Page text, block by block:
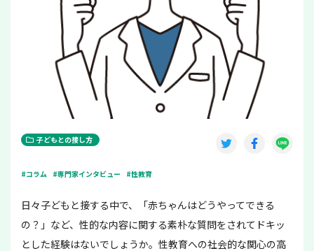
子どもとの接し方
#コラム #専門家インタビュー #性教育
日々子どもと接する中で、「赤ちゃんはどうやってできる
の？」など、性的な内容に関する素朴な質問をされてドキッ
とした経験はないでしょうか。性教育への社会的な関心の高